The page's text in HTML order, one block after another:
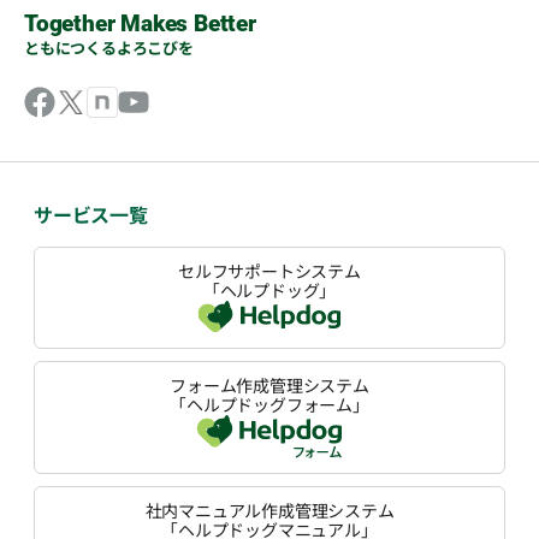
Together Makes Better
ともにつくるよろこびを
サービス一覧
セルフサポートシステム
「ヘルプドッグ」
フォーム作成管理システム
「ヘルプドッグフォーム」
社内マニュアル作成管理システム
「ヘルプドッグマニュアル」